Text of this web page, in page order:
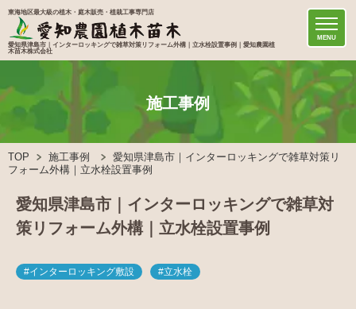
東海地区最大級の植木・庭木販売・植栽工事専門店
愛知県津島市｜インターロッキングで雑草対策リフォーム外構｜立水栓設置事例｜愛知農園植
木苗木株式会社
MENU
施工事例
TOP 施工事例
愛知県津島市｜インターロッキングで雑草対策リ
フォーム外構｜立水栓設置事例
愛知県津島市｜インターロッキングで雑草対
策リフォーム外構｜立水栓設置事例
#インターロッキング敷設 #立水栓